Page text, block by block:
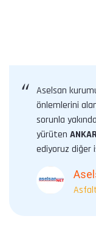
“
Aselsan
önlemlerini
sorunla
yürüten
ediyoruz diğer